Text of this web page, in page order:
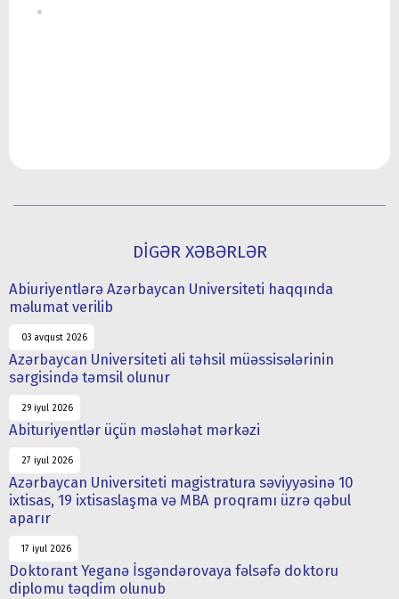
DİGƏR XƏBƏRLƏR
Abiuriyentlərə Azərbaycan Universiteti haqqında
məlumat verilib
03 avqust 2026
Azərbaycan Universiteti ali təhsil müəssisələrinin
sərgisində təmsil olunur
29 iyul 2026
Abituriyentlər üçün məsləhət mərkəzi
27 iyul 2026
Azərbaycan Universiteti magistratura səviyyəsinə 10
ixtisas, 19 ixtisaslaşma və MBA proqramı üzrə qəbul
aparır
17 iyul 2026
Doktorant Yeganə İsgəndərovaya fəlsəfə doktoru
diplomu təqdim olunub